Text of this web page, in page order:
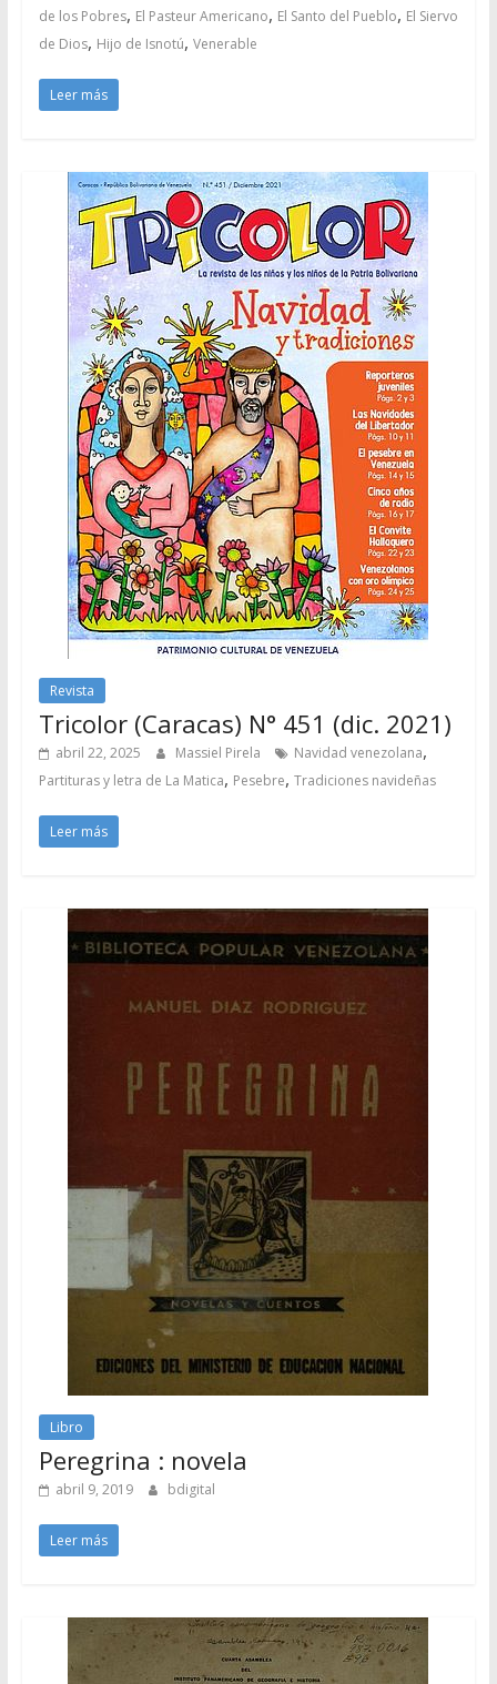
de los Pobres, El Pasteur Americano, El Santo del Pueblo, El Siervo
de Dios, Hijo de Isnotú, Venerable
Leer más
Revista
Tricolor (Caracas) N° 451 (dic. 2021)
abril 22, 2025 Massiel Pirela Navidad venezolana,
Partituras y letra de La Matica, Pesebre, Tradiciones navideñas
Leer más
Libro
Peregrina : novela
abril 9, 2019 bdigital
Leer más